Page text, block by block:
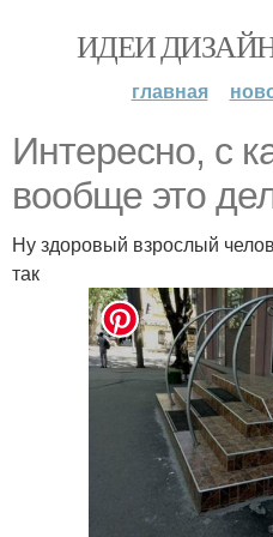
ИДЕИ
главная
Интересно, с
вообще это
Ну здоровый взрослый
так